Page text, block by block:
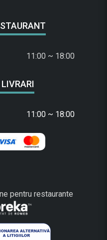
11:00 ~ 18:00
11:00 ~ 18:00
pentru restaurante